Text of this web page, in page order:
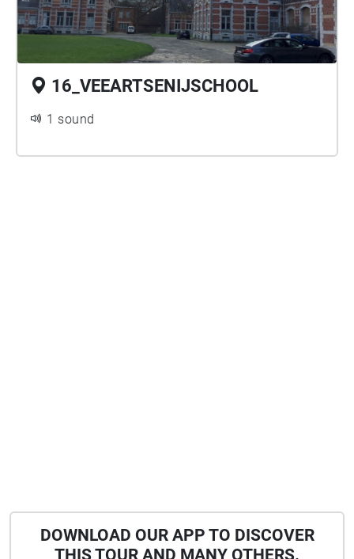
16_VEEARTSENIJSCHOOL
1 sound
DOWNLOAD OUR APP TO DISCOVER
THIS TOUR AND MANY OTHERS.